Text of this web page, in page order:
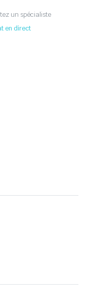
un spécialiste
en direct